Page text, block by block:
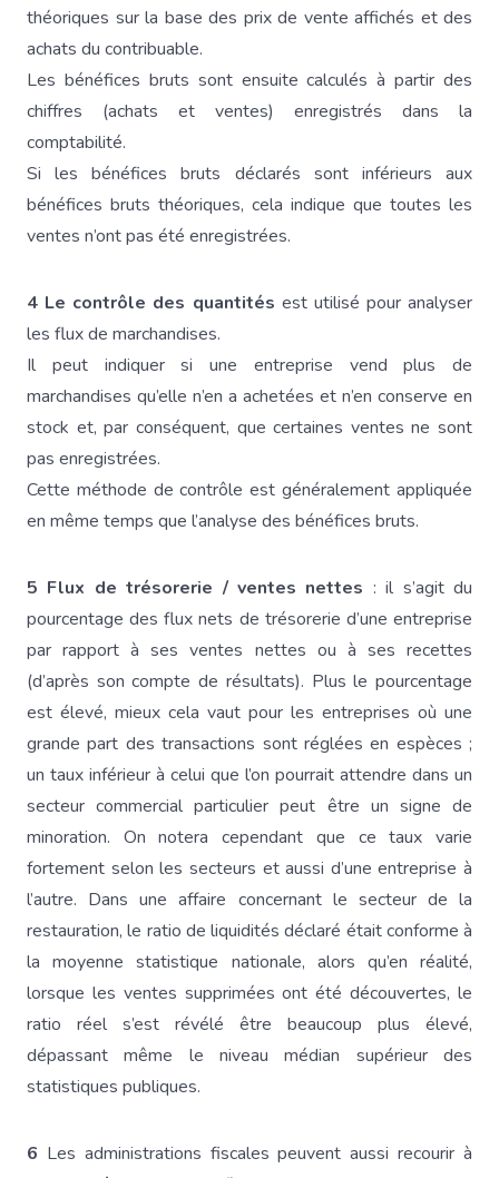
théoriques sur la base des prix de vente affichés et des
achats du contribuable.
Les bénéfices bruts sont ensuite calculés à partir des
chiffres (achats et ventes) enregistrés dans la
comptabilité.
Si les bénéfices bruts déclarés sont inférieurs aux
bénéfices bruts théoriques, cela indique que toutes les
ventes n’ont pas été enregistrées.
4 Le contrôle des quantités est utilisé pour analyser
les flux de marchandises.
Il peut indiquer si une entreprise vend plus de
marchandises qu’elle n’en a achetées et n’en conserve en
stock et, par conséquent, que certaines ventes ne sont
pas enregistrées.
Cette méthode de contrôle est généralement appliquée
en même temps que l’analyse des bénéfices bruts.
5 Flux de trésorerie / ventes nettes : il s’agit du
pourcentage des flux nets de trésorerie d’une entreprise
par rapport à ses ventes nettes ou à ses recettes
(d’après son compte de résultats). Plus le pourcentage
est élevé, mieux cela vaut pour les entreprises où une
grande part des transactions sont réglées en espèces ;
un taux inférieur à celui que l’on pourrait attendre dans un
secteur commercial particulier peut être un signe de
minoration. On notera cependant que ce taux varie
fortement selon les secteurs et aussi d’une entreprise à
l’autre. Dans une affaire concernant le secteur de la
restauration, le ratio de liquidités déclaré était conforme à
la moyenne statistique nationale, alors qu’en réalité,
lorsque les ventes supprimées ont été découvertes, le
ratio réel s’est révélé être beaucoup plus élevé,
dépassant même le niveau médian supérieur des
statistiques publiques.
6 Les administrations fiscales peuvent aussi recourir à